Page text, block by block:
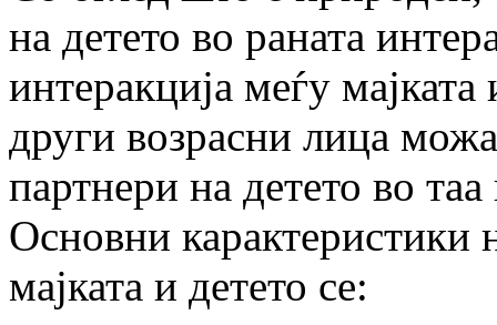
на детето во раната
интеракција меѓу
други возрасни лица
партнери на детето во таа
Основни карактеристики
мајката и детето се: